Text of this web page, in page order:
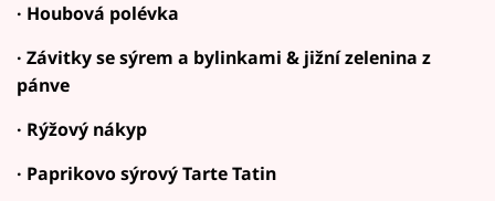
· Houbová polévka
· Závitky se sýrem a bylinkami & jižní zelenina z
pánve
· Rýžový nákyp
· Paprikovo sýrový Tarte Tatin